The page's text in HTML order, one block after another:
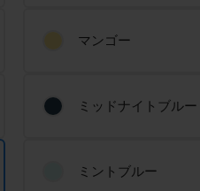
マンゴー
ミッドナイトブルー
ミントブルー